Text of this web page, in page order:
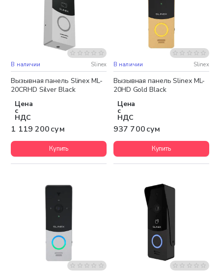
Бесплатная доставка
В наличии Slinex
Вызывная панель Slinex ML-
20CRHD Silver Black
Цена
с
НДС
1 119 200 сум
Купить
В наличии Slinex
Вызывная панель Slinex ML-
20HD Gold Black
Цена
с
НДС
937 700 сум
Купить